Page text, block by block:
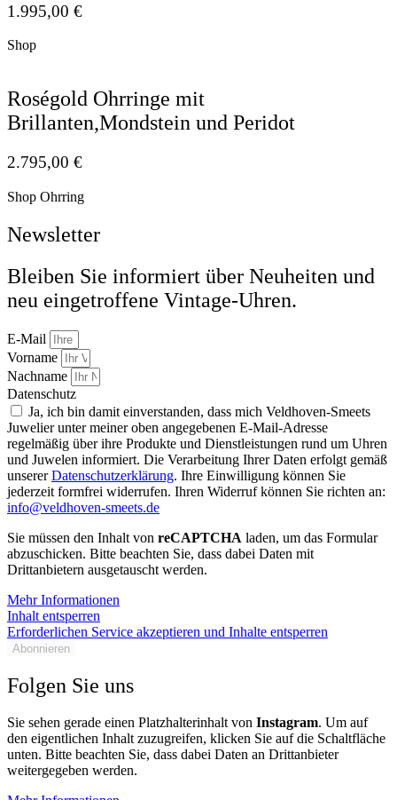
1.995,00 €
Shop
Roségold Ohrringe mit
Brillanten,Mondstein und Peridot
2.795,00 €
Shop Ohrring
Newsletter
Bleiben Sie informiert über Neuheiten und
neu eingetroffene Vintage-Uhren.
E-Mail
Vorname
Nachname
Datenschutz
Ja, ich bin damit einverstanden, dass mich Veldhoven-Smeets
Juwelier unter meiner oben angegebenen E-Mail-Adresse
regelmäßig über ihre Produkte und Dienstleistungen rund um Uhren
und Juwelen informiert. Die Verarbeitung Ihrer Daten erfolgt gemäß
unsererDatenschutzerklärung. Ihre Einwilligung können Sie
jederzeit formfrei widerrufen. Ihren Widerruf können Sie richten an:
info@veldhoven-smeets.de
Sie müssen den Inhalt von reCAPTCHA laden, um das Formular
abzuschicken. Bitte beachten Sie, dass dabei Daten mit
Drittanbietern ausgetauscht werden.
Mehr Informationen
Inhalt entsperren
Erforderlichen Service akzeptieren und Inhalte entsperren
Abonnieren
Folgen Sie uns
Sie sehen gerade einen Platzhalterinhalt von Instagram. Um auf
den eigentlichen Inhalt zuzugreifen, klicken Sie auf die Schaltfläche
unten. Bitte beachten Sie, dass dabei Daten an Drittanbieter
weitergegeben werden.